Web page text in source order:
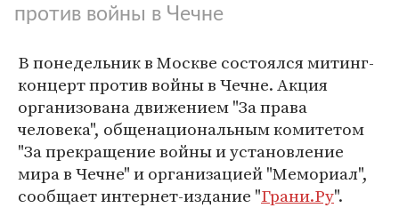
против войны в Чечне
В понедельник в Москве состоялся митинг-
концерт против войны в Чечне. Акция
организована движением "За права
человека", общенациональным комитетом
"За прекращение войны и установление
мира в Чечне" и организацией "Мемориал",
сообщает интернет-издание "Грани.Ру".